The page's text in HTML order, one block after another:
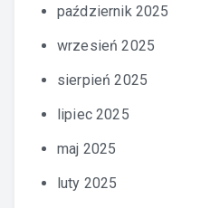
październik 2025
wrzesień 2025
sierpień 2025
lipiec 2025
maj 2025
luty 2025